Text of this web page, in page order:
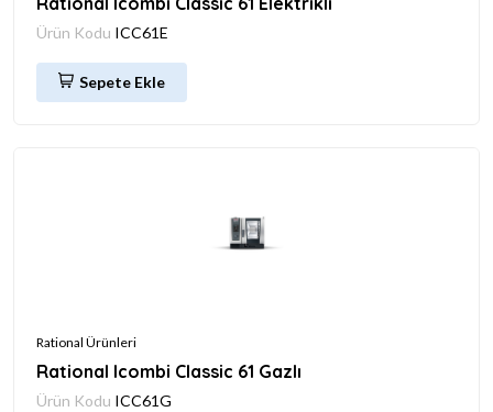
Ürün Kodu ICC61E
Sepete Ekle
Rational Ürünleri
Rational Icombi Classic 61 Gazlı
Ürün Kodu ICC61G